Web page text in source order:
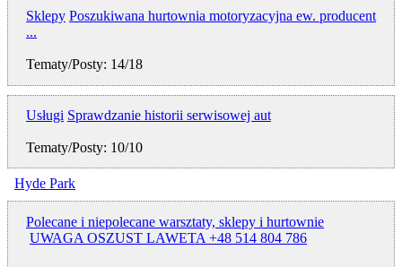
Sklepy Poszukiwana hurtownia motoryzacyjna ew. producent
...
Tematy/Posty: 14/18
Usługi Sprawdzanie historii serwisowej aut
Tematy/Posty: 10/10
Hyde Park
Polecane i niepolecane warsztaty, sklepy i hurtownie
UWAGA OSZUST LAWETA +48 514 804 786